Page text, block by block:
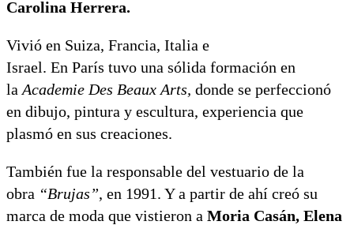
Carolina Herrera.
Vivió en Suiza, Francia, Italia e
Israel. En París tuvo una sólida formación en
la Academie Des Beaux Arts, donde se perfeccionó
en dibujo, pintura y escultura, experiencia que
plasmó en sus creaciones.
También fue la responsable del vestuario de la
obra “Brujas”, en 1991. Y a partir de ahí creó su
marca de moda que vistieron a Moria Casán, Elena